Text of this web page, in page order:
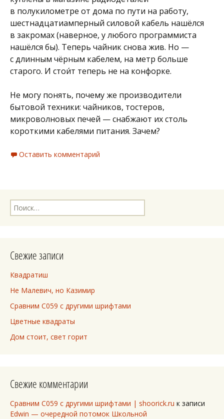
в полукилометре от дома по пути на работу,
шестнадцатиамперный силовой кабель нашёлся
в закромах (наверное, у любого программиста
нашёлся бы). Теперь чайник снова жив. Но —
с длинным чёрным кабелем, на метр больше
старого. И стои́т теперь не на конфорке.
Не могу понять, почему же производители
бытовой техники: чайников, тостеров,
микроволновых печей — снабжают их столь
короткими кабелями питания. Зачем?
Оставить комментарий
Найти:
Свежие записи
Квадратиш
Не Малевич, но Казимир
Сравним C059 с другими шрифтами
Цветные квадраты
Дом стоит, свет горит
Свежие комментарии
Сравним C059 с другими шрифтами | shoorick.ru к записи
Edwin — очередной потомок Школьной